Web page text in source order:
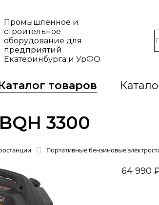
Промышленное и
строительное
оборудование для
предприятий
Екатеринбурга и УрФО
товаров
3300
Портативные бензиновые
64 990